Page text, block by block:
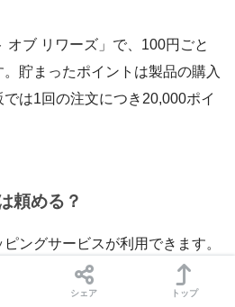
オブ リワーズ」で、100円ごと
貯まったポイントは製品の購入
は1回の注文につき20,000ポイ
頼める？
ングサービスが利用できます。
心して注文できます。
シェア トップ